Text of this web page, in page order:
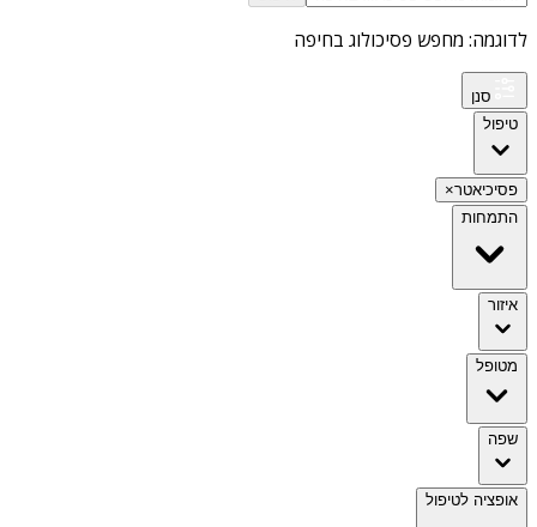
לדוגמה: מחפש פסיכולוג בחיפה
סנן
טיפול
פסיכיאטר×
התמחות
איזור
מטופל
שפה
אופציה לטיפול